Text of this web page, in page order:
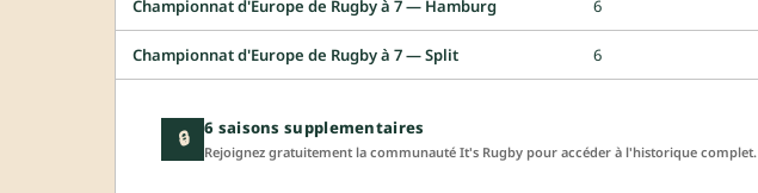
Championnat d'Europe de Rugby à 7 — Hamburg 6
Championnat d'Europe de Rugby à 7 — Split 6
🔒 6 saisons supplementaires
Rejoignez gratuitement la communauté It's Rugby pour accéder à l'historique complet.